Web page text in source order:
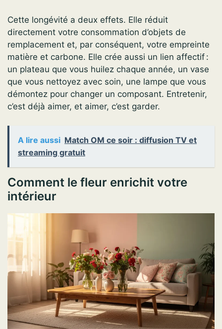
Cette longévité a deux effets. Elle réduit
directement votre consommation d’objets de
remplacement et, par conséquent, votre empreinte
matière et carbone. Elle crée aussi un lien affectif :
un plateau que vous huilez chaque année, un vase
que vous nettoyez avec soin, une lampe que vous
démontez pour changer un composant. Entretenir,
c’est déjà aimer, et aimer, c’est garder.
A lire aussi Match OM ce soir : diffusion TV et
streaming gratuit
Comment le fleur enrichit votre
intérieur